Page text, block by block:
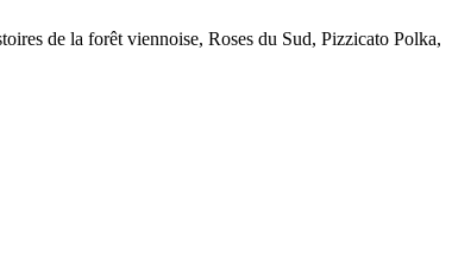
de la forêt viennoise, Roses du Sud, Pizzicato Polka,